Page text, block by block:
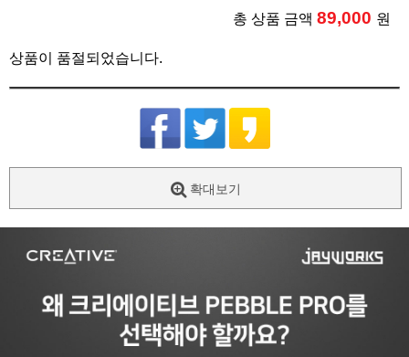
총 상품 금액 89,000 원
상품이 품절되었습니다.
확대보기